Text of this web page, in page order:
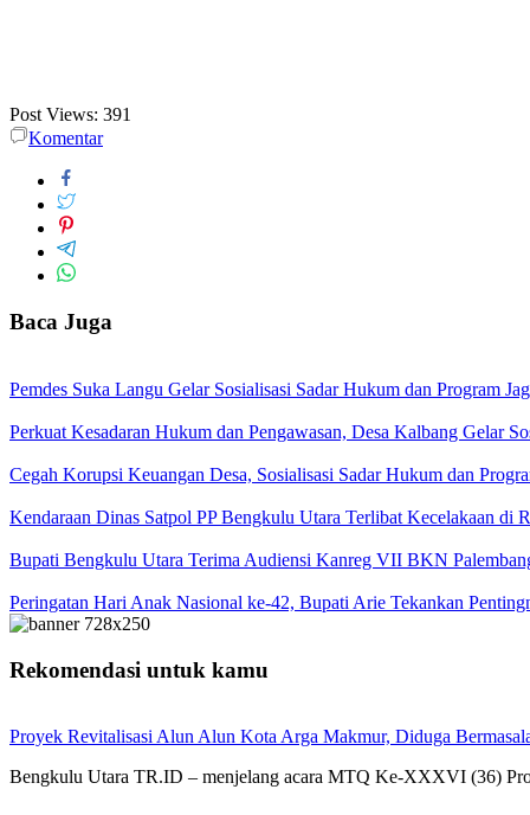
Post Views: 391
Komentar
Baca Juga
Pemdes Suka Langu Gelar Sosialisasi Sadar Hukum dan Program
Perkuat Kesadaran Hukum dan Pengawasan, Desa Kalbang Gelar
Cegah Korupsi Keuangan Desa, Sosialisasi Sadar Hukum dan
Kendaraan Dinas Satpol PP Bengkulu Utara Terlibat Kecelakaan di
Bupati Bengkulu Utara Terima Audiensi Kanreg VII BKN
Peringatan Hari Anak Nasional ke-42, Bupati Arie Tekankan
Rekomendasi untuk kamu
Proyek Revitalisasi Alun Alun Kota Arga Makmur, Diduga
Bengkulu Utara TR.ID – menjelang acara MTQ Ke-XXXVI (36)